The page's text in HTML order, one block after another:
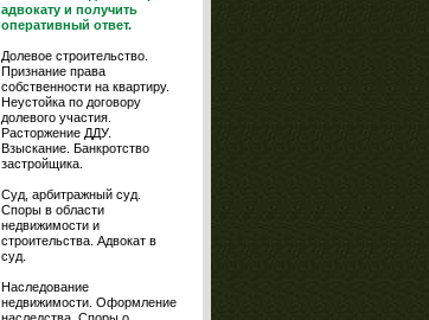
адвокату и получить
оперативный ответ.
Долевое строительство.
Признание права
собственности на квартиру.
Неустойка по договору
долевого участия.
Расторжение ДДУ.
Взыскание. Банкротство
застройщика.
Суд, арбитражный суд.
Споры в области
недвижимости и
строительства. Адвокат в
суд.
Наследование
недвижимости. Оформление